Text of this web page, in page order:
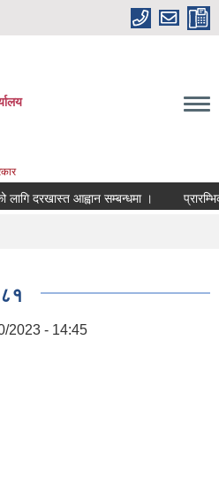
दरखास्त आह्वान सम्बन्धमा । प्रारम्भिक
2023 - 14:45